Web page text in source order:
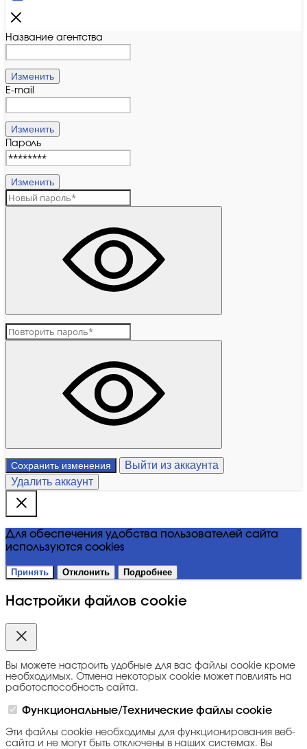
Название агентства
Изменить
E-mail
Изменить
Пароль
Изменить
Сохранить изменения
Выйти из аккаунта
Удалить аккаунт
Для обеспечения удобства пользователей сайта
используются cookies
Принять Отклонить Подробнее
Настройки файлов cookie
Вы можете настроить удобные для вас файлы cookie кроме
необходимых. Отмена некоторых cookie может повлиять на
работоспособность сайта.
Функциональные/Технические файлы cookie
Эти файлы cookie необходимы для функционирования веб-
сайта и не могут быть отключены в наших системах. Вы